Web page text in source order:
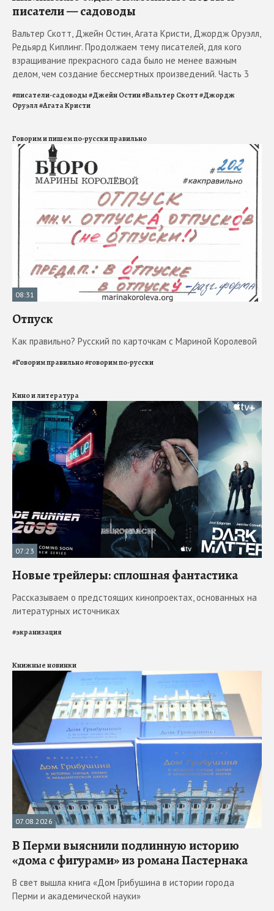
писатели — садоводы
Вальтер Скотт, Джейн Остин, Агата Кристи, Джордж Оруэлл,
Редьярд Киплинг. Продолжаем тему писателей, для кого
взращивание прекрасного сада было не менее важным
делом, чем создание бессмертных произведений. Часть 3
#писатели-садоводы#Джейн Остин#Вальтер Скотт#Джордж
Оруэлл#Агата Кристи
Говорим и пишем по-русски правильно
08:31
Отпуск
Как правильно? Русский по карточкам с Мариной Королевой
#Говорим правильно#говорим по-русски
Кино и литература
07:23
Новые трейлеры: сплошная фантастика
Рассказываем о предстоящих кинопроектах, основанных на
литературных источниках
#экранизация
Книжные новинки
07.08.2026
В Перми выяснили подлинную историю
«дома с фигурами» из романа Пастернака
В свет вышла книга «Дом Грибушина в истории города
Перми и академической науки»